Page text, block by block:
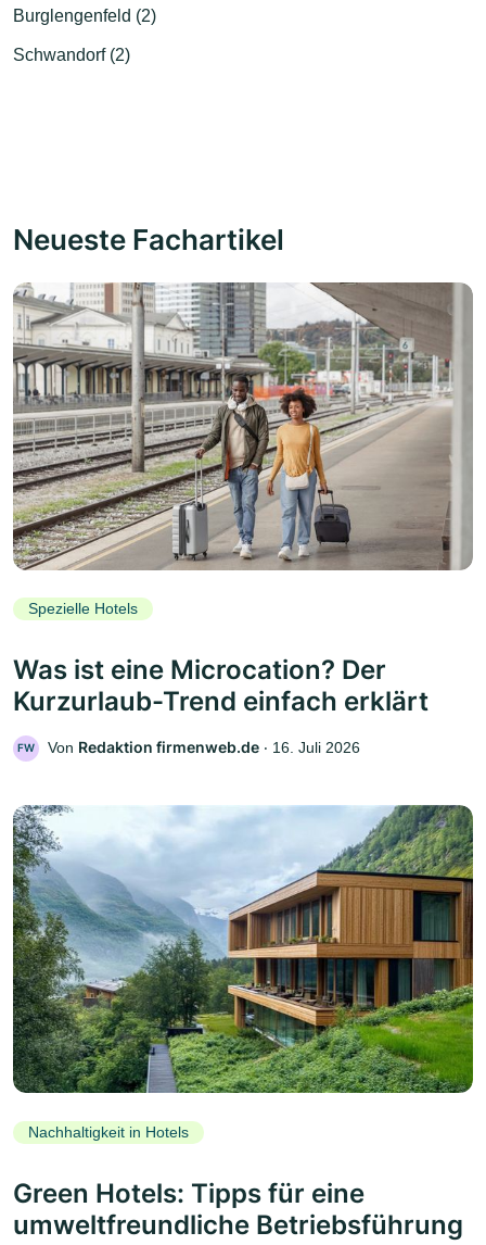
Burglengenfeld (2)
Schwandorf (2)
Neueste Fachartikel
Spezielle Hotels
Was ist eine Microcation? Der
Kurzurlaub-Trend einfach erklärt
FW Von Redaktion firmenweb.de ‧ 16. Juli 2026
Nachhaltigkeit in Hotels
Green Hotels: Tipps für eine
umweltfreundliche Betriebsführung